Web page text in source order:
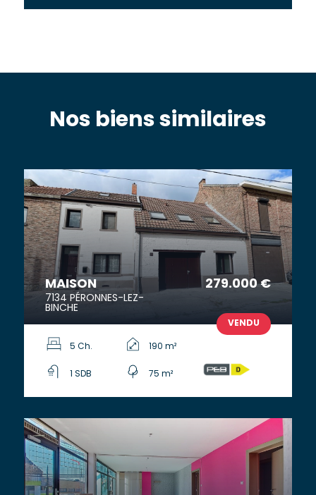
Nos biens similaires
MAISON 279.000 €
7134 PÉRONNES-LEZ-
BINCHE
VENDU
5 Ch. 190 m²
1 SDB 75 m²